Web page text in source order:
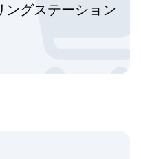
ングステーション